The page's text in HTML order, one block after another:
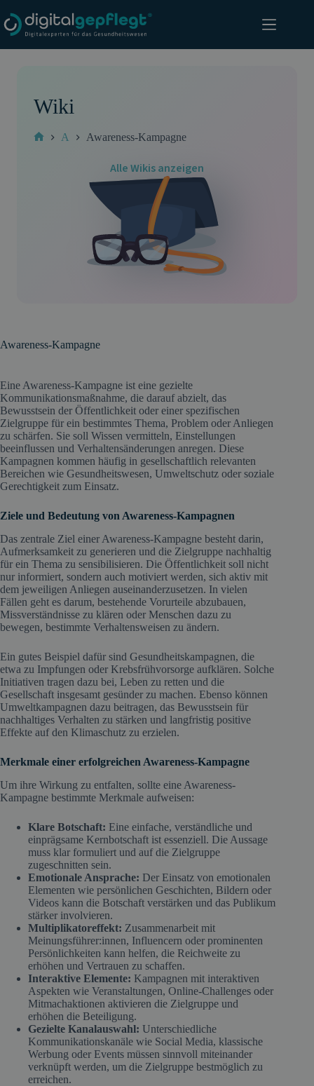
Inhalt
springen
Wiki
A Awareness-Kampagne
Alle Wikis anzeigen
Awareness-Kampagne
Eine Awareness-Kampagne ist eine gezielte
Kommunikationsmaßnahme, die darauf abzielt, das
Bewusstsein der Öffentlichkeit oder einer spezifischen
Zielgruppe für ein bestimmtes Thema, Problem oder Anliegen
zu schärfen. Sie soll Wissen vermitteln, Einstellungen
beeinflussen und Verhaltensänderungen anregen. Diese
Kampagnen kommen häufig in gesellschaftlich relevanten
Bereichen wie Gesundheitswesen, Umweltschutz oder soziale
Gerechtigkeit zum Einsatz.
Ziele und Bedeutung von Awareness-Kampagnen
Das zentrale Ziel einer Awareness-Kampagne besteht darin,
Aufmerksamkeit zu generieren und die Zielgruppe nachhaltig
für ein Thema zu sensibilisieren. Die Öffentlichkeit soll nicht
nur informiert, sondern auch motiviert werden, sich aktiv mit
dem jeweiligen Anliegen auseinanderzusetzen. In vielen
Fällen geht es darum, bestehende Vorurteile abzubauen,
Missverständnisse zu klären oder Menschen dazu zu
bewegen, bestimmte Verhaltensweisen zu ändern.
Ein gutes Beispiel dafür sind Gesundheitskampagnen, die
etwa zu Impfungen oder Krebsfrühvorsorge aufklären. Solche
Initiativen tragen dazu bei, Leben zu retten und die
Gesellschaft insgesamt gesünder zu machen. Ebenso können
Umweltkampagnen dazu beitragen, das Bewusstsein für
nachhaltiges Verhalten zu stärken und langfristig positive
Effekte auf den Klimaschutz zu erzielen.
Merkmale einer erfolgreichen Awareness-Kampagne
Um ihre Wirkung zu entfalten, sollte eine Awareness-
Kampagne bestimmte Merkmale aufweisen:
Klare Botschaft: Eine einfache, verständliche und
einprägsame Kernbotschaft ist essenziell. Die Aussage
muss klar formuliert und auf die Zielgruppe
zugeschnitten sein.
Emotionale Ansprache: Der Einsatz von emotionalen
Elementen wie persönlichen Geschichten, Bildern oder
Videos kann die Botschaft verstärken und das Publikum
stärker involvieren.
Multiplikatoreffekt: Zusammenarbeit mit
Meinungsführer:innen, Influencern oder prominenten
Persönlichkeiten kann helfen, die Reichweite zu
erhöhen und Vertrauen zu schaffen.
Interaktive Elemente: Kampagnen mit interaktiven
Aspekten wie Veranstaltungen, Online-Challenges oder
Mitmachaktionen aktivieren die Zielgruppe und
erhöhen die Beteiligung.
Gezielte Kanalauswahl: Unterschiedliche
Kommunikationskanäle wie Social Media, klassische
Werbung oder Events müssen sinnvoll miteinander
verknüpft werden, um die Zielgruppe bestmöglich zu
erreichen.